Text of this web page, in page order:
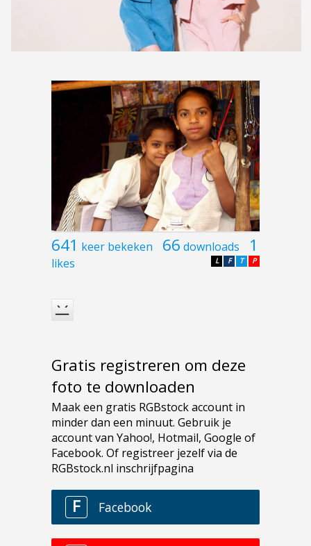
641 keer bekeken 66 downloads 1
likes P
T
F
L
Gratis registreren om deze
foto te downloaden